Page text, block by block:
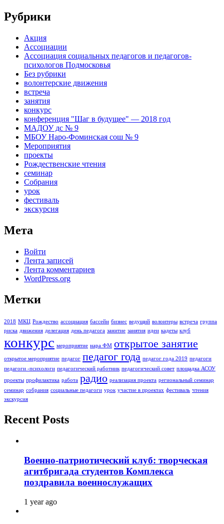
Рубрики
Акция
Ассоциации
Ассоциация социальных педагогов и педагогов-
психологов Подмосковья
Без рубрики
волонтерские движения
встреча
занятия
конкурс
конференция "Шаг в будущее" — 2018 год
МАДОУ дс № 9
МБОУ Наро-Фоминская сош № 9
Мероприятия
проекты
Рождественские чтения
семинар
Собрания
урок
фестиваль
экскурсия
Мета
Войти
Лента записей
Лента комментариев
WordPress.org
Метки
2018 МКЦ Рождество ассоциация бассейн бизнес ведущий волонтеры встреча группа
риска движения делегация день педагога занитие занятия идеи кадеты клуб
конкурс мероприятие нара ФМ открытое занятие
открытое мероприятие педагог педагог года педагог года 2019 педагоги
педагоги -психологи педагогический работник педагогический совет площадка АСОУ
проекты профилактика работа радио реализация проекта региональный семинар
семинар собрания социальные педагоги урок участие в проектах фестиваль чтения
экскурсия
Recent Posts
Военно-патриотический клуб: творческая
агитбригада студентов Комплекса
поздравила военнослужащих
1 year ago